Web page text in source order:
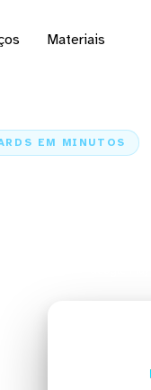
Materiais
EM MINUTOS